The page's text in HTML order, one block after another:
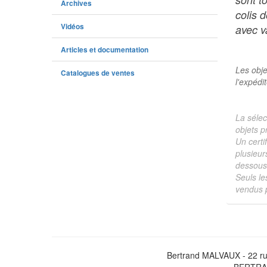
Archives
Vidéos
Articles et documentation
Catalogues de ventes
colis
avec
Les
La
objets
Un
Seuls
vendus
Bertrand MALVAUX - 22